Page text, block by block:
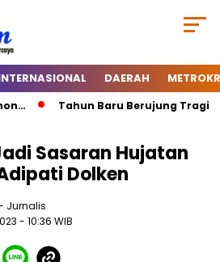
DAERAH
Tahun Baru Berujung Tragis,
Sasaran Hujatan
Dolken
Jurnalis
- 10:36 WIB